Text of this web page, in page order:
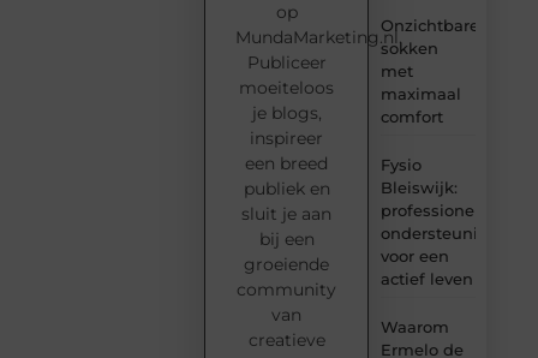
Onzichtbare
sokken
met
maximaal
comfort
Fysio
Bleiswijk:
professionele
ondersteuning
voor een
actief leven
Waarom
Ermelo de
op
MundaMarketing.nl.
Publiceer
moeiteloos
je blogs,
inspireer
een breed
publiek en
sluit je aan
bij een
groeiende
community
van
creatieve